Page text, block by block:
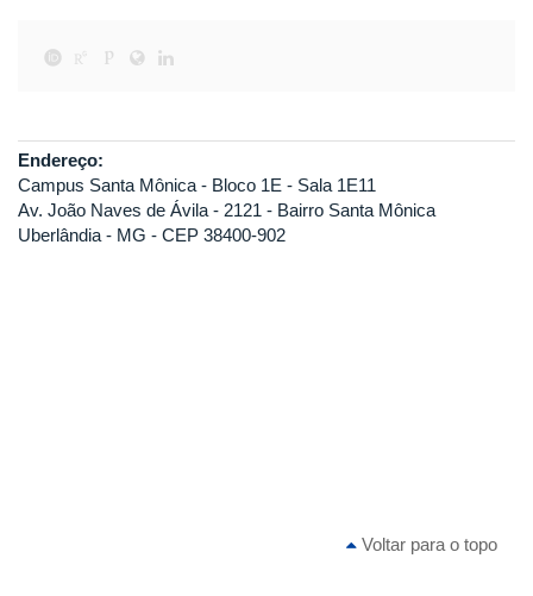
Endereço:
Campus Santa Mônica - Bloco 1E - Sala 1E11
Av. João Naves de Ávila - 2121 - Bairro Santa Mônica
Uberlândia - MG - CEP 38400-902
Voltar para o topo